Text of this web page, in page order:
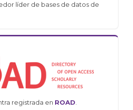
líder de bases de datos de
registrada en ROAD.